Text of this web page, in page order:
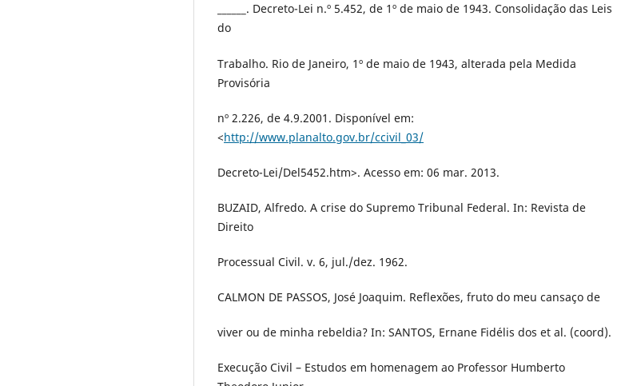
______. Decreto-Lei n.º 5.452, de 1º de maio de 1943. Consolidação das Leis
do
Trabalho. Rio de Janeiro, 1º de maio de 1943, alterada pela Medida
Provisória
nº 2.226, de 4.9.2001. Disponível em:
<http://www.planalto.gov.br/ccivil_03/
Decreto-Lei/Del5452.htm>. Acesso em: 06 mar. 2013.
BUZAID, Alfredo. A crise do Supremo Tribunal Federal. In: Revista de
Direito
Processual Civil. v. 6, jul./dez. 1962.
CALMON DE PASSOS, José Joaquim. Reflexões, fruto do meu cansaço de
viver ou de minha rebeldia? In: SANTOS, Ernane Fidélis dos et al. (coord).
Execução Civil – Estudos em homenagem ao Professor Humberto